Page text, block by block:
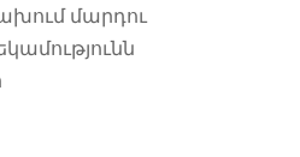
մարդու